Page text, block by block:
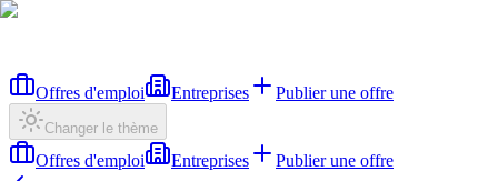
Offres d'emploi Entreprises Publier une offre
Changer le thème
Offres d'emploi Entreprises
Publier une offre